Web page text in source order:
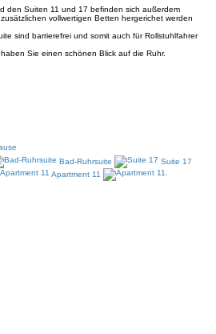
den Suiten 11 und 17 befinden sich außerdem
vollwertigen Betten hergerichet werden
sind barrierefrei und somit auch für Rollstuhlfahrer
Sie einen schönen Blick auf die Ruhr.
Bad-Ruhrsuite
Suite 17
Apartment 11